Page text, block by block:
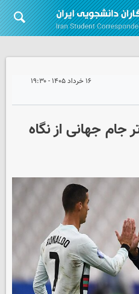
۱۶ خرداد ۱۴۰۵ - ۱۹:۳۰
برتر جام جهانی از نگاه